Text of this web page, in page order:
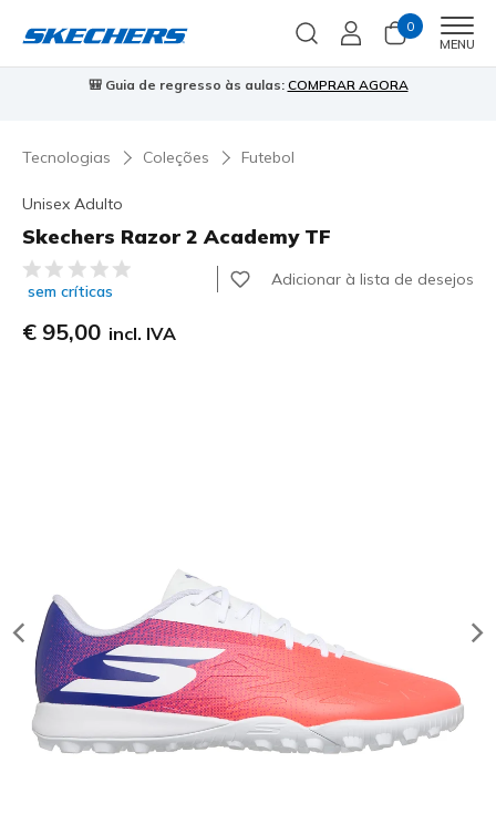
0
MENU
🎒 Guia de regresso às aulas: COMPRAR AGORA
Tecnologias Coleções Futebol
Unisex Adulto
Skechers Razor 2 Academy TF
4$9 de 5 – Classificação do cliente
sem críticas
Adicionar à lista de desejos
€ 95,00 incl. IVA